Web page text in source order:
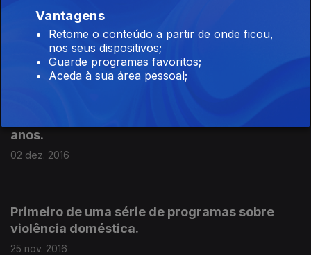
homicídios conjugais.
09 dez. 2016
Segundo episódio da série "Calar, Nunca!".
anos.
02 dez. 2016
Primeiro de uma série de programas sobre
violência doméstica.
25 nov. 2016
Vantagens
Retome o conteúdo a partir de onde ficou,
nos seus dispositivos;
Guarde programas favoritos;
Aceda à sua área pessoal;